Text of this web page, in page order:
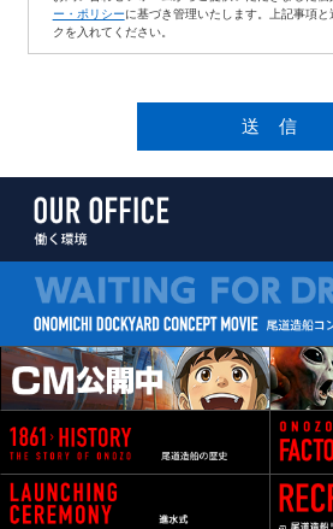
ー・ポリシーに基づき管理いたします。上記事項
クを入れてください。